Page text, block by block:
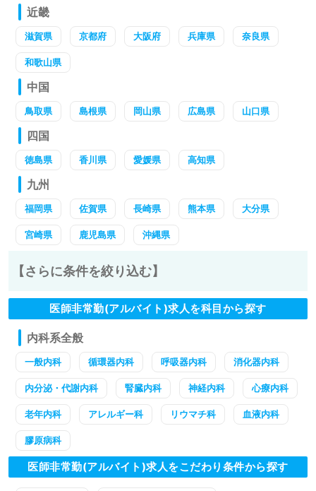
近畿
滋賀県 京都府 大阪府 兵庫県 奈良県
和歌山県
中国
鳥取県 島根県 岡山県 広島県 山口県
四国
徳島県 香川県 愛媛県 高知県
九州
福岡県 佐賀県 長崎県 熊本県 大分県
宮崎県 鹿児島県 沖縄県
【さらに条件を絞り込む】
医師非常勤(アルバイト)求人を科目から探す
内科系全般
一般内科 循環器内科 呼吸器内科 消化器内科
内分泌・代謝内科 腎臓内科 神経内科 心療内科
老年内科 アレルギー科 リウマチ科 血液内科
膠原病科
医師非常勤(アルバイト)求人をこだわり条件から探す